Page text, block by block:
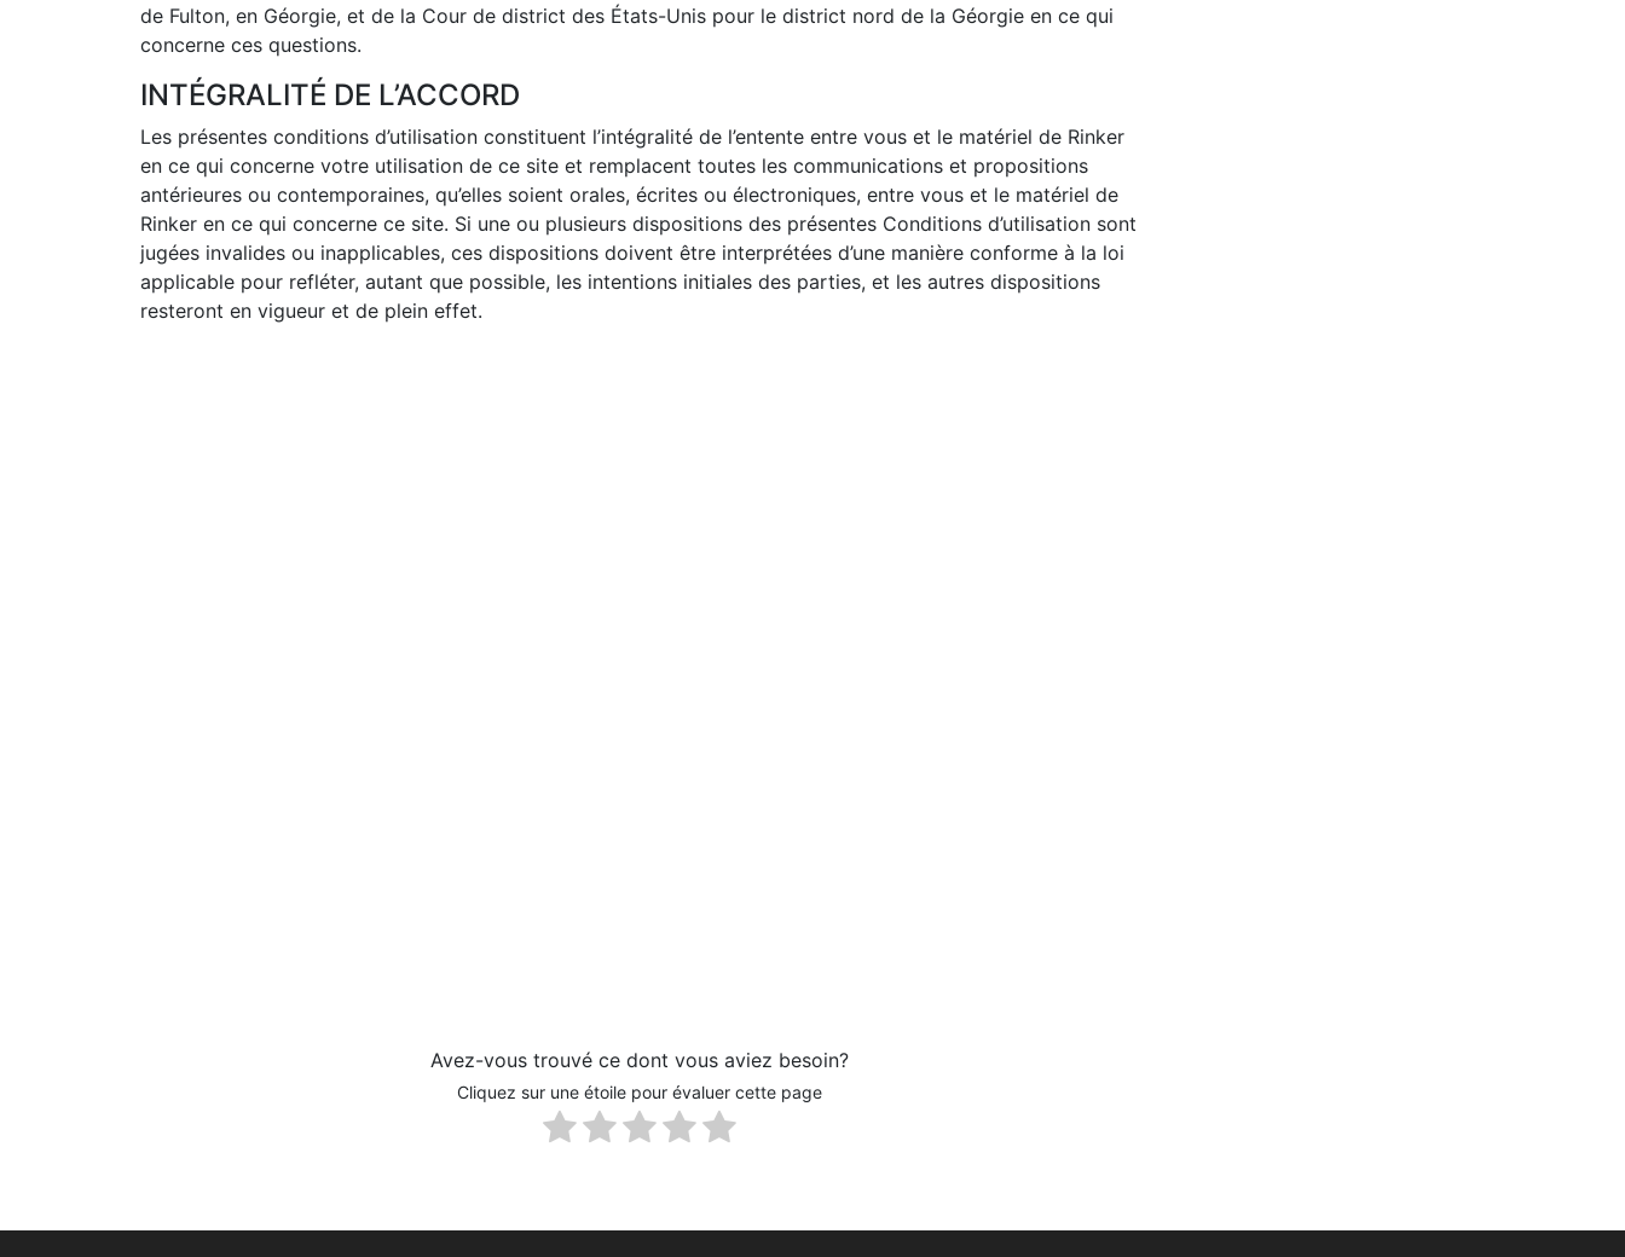
de Fulton, en Géorgie, et de la Cour de district des États-Unis pour le district nord de la Géorgie en ce qui
concerne ces questions.
INTÉGRALITÉ DE L’ACCORD
Les présentes conditions d’utilisation constituent l’intégralité de l’entente entre vous et le matériel de Rinker
en ce qui concerne votre utilisation de ce site et remplacent toutes les communications et propositions
antérieures ou contemporaines, qu’elles soient orales, écrites ou électroniques, entre vous et le matériel de
Rinker en ce qui concerne ce site. Si une ou plusieurs dispositions des présentes Conditions d’utilisation sont
jugées invalides ou inapplicables, ces dispositions doivent être interprétées d’une manière conforme à la loi
applicable pour refléter, autant que possible, les intentions initiales des parties, et les autres dispositions
resteront en vigueur et de plein effet.
Avez-vous trouvé ce dont vous aviez besoin?
Cliquez sur une étoile pour évaluer cette page